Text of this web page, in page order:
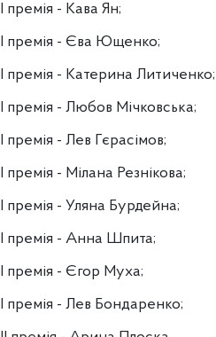
І премія - Кава Ян;
І премія - Єва Ющенко;
І премія - Катерина Литиченко;
І премія - Любов Мічковська;
І премія - Лев Гєрасімов;
І премія - Мілана Резнікова;
І премія - Уляна Бурдейна;
І премія - Анна Шпита;
І премія - Єгор Муха;
І премія - Лев Бондаренко;